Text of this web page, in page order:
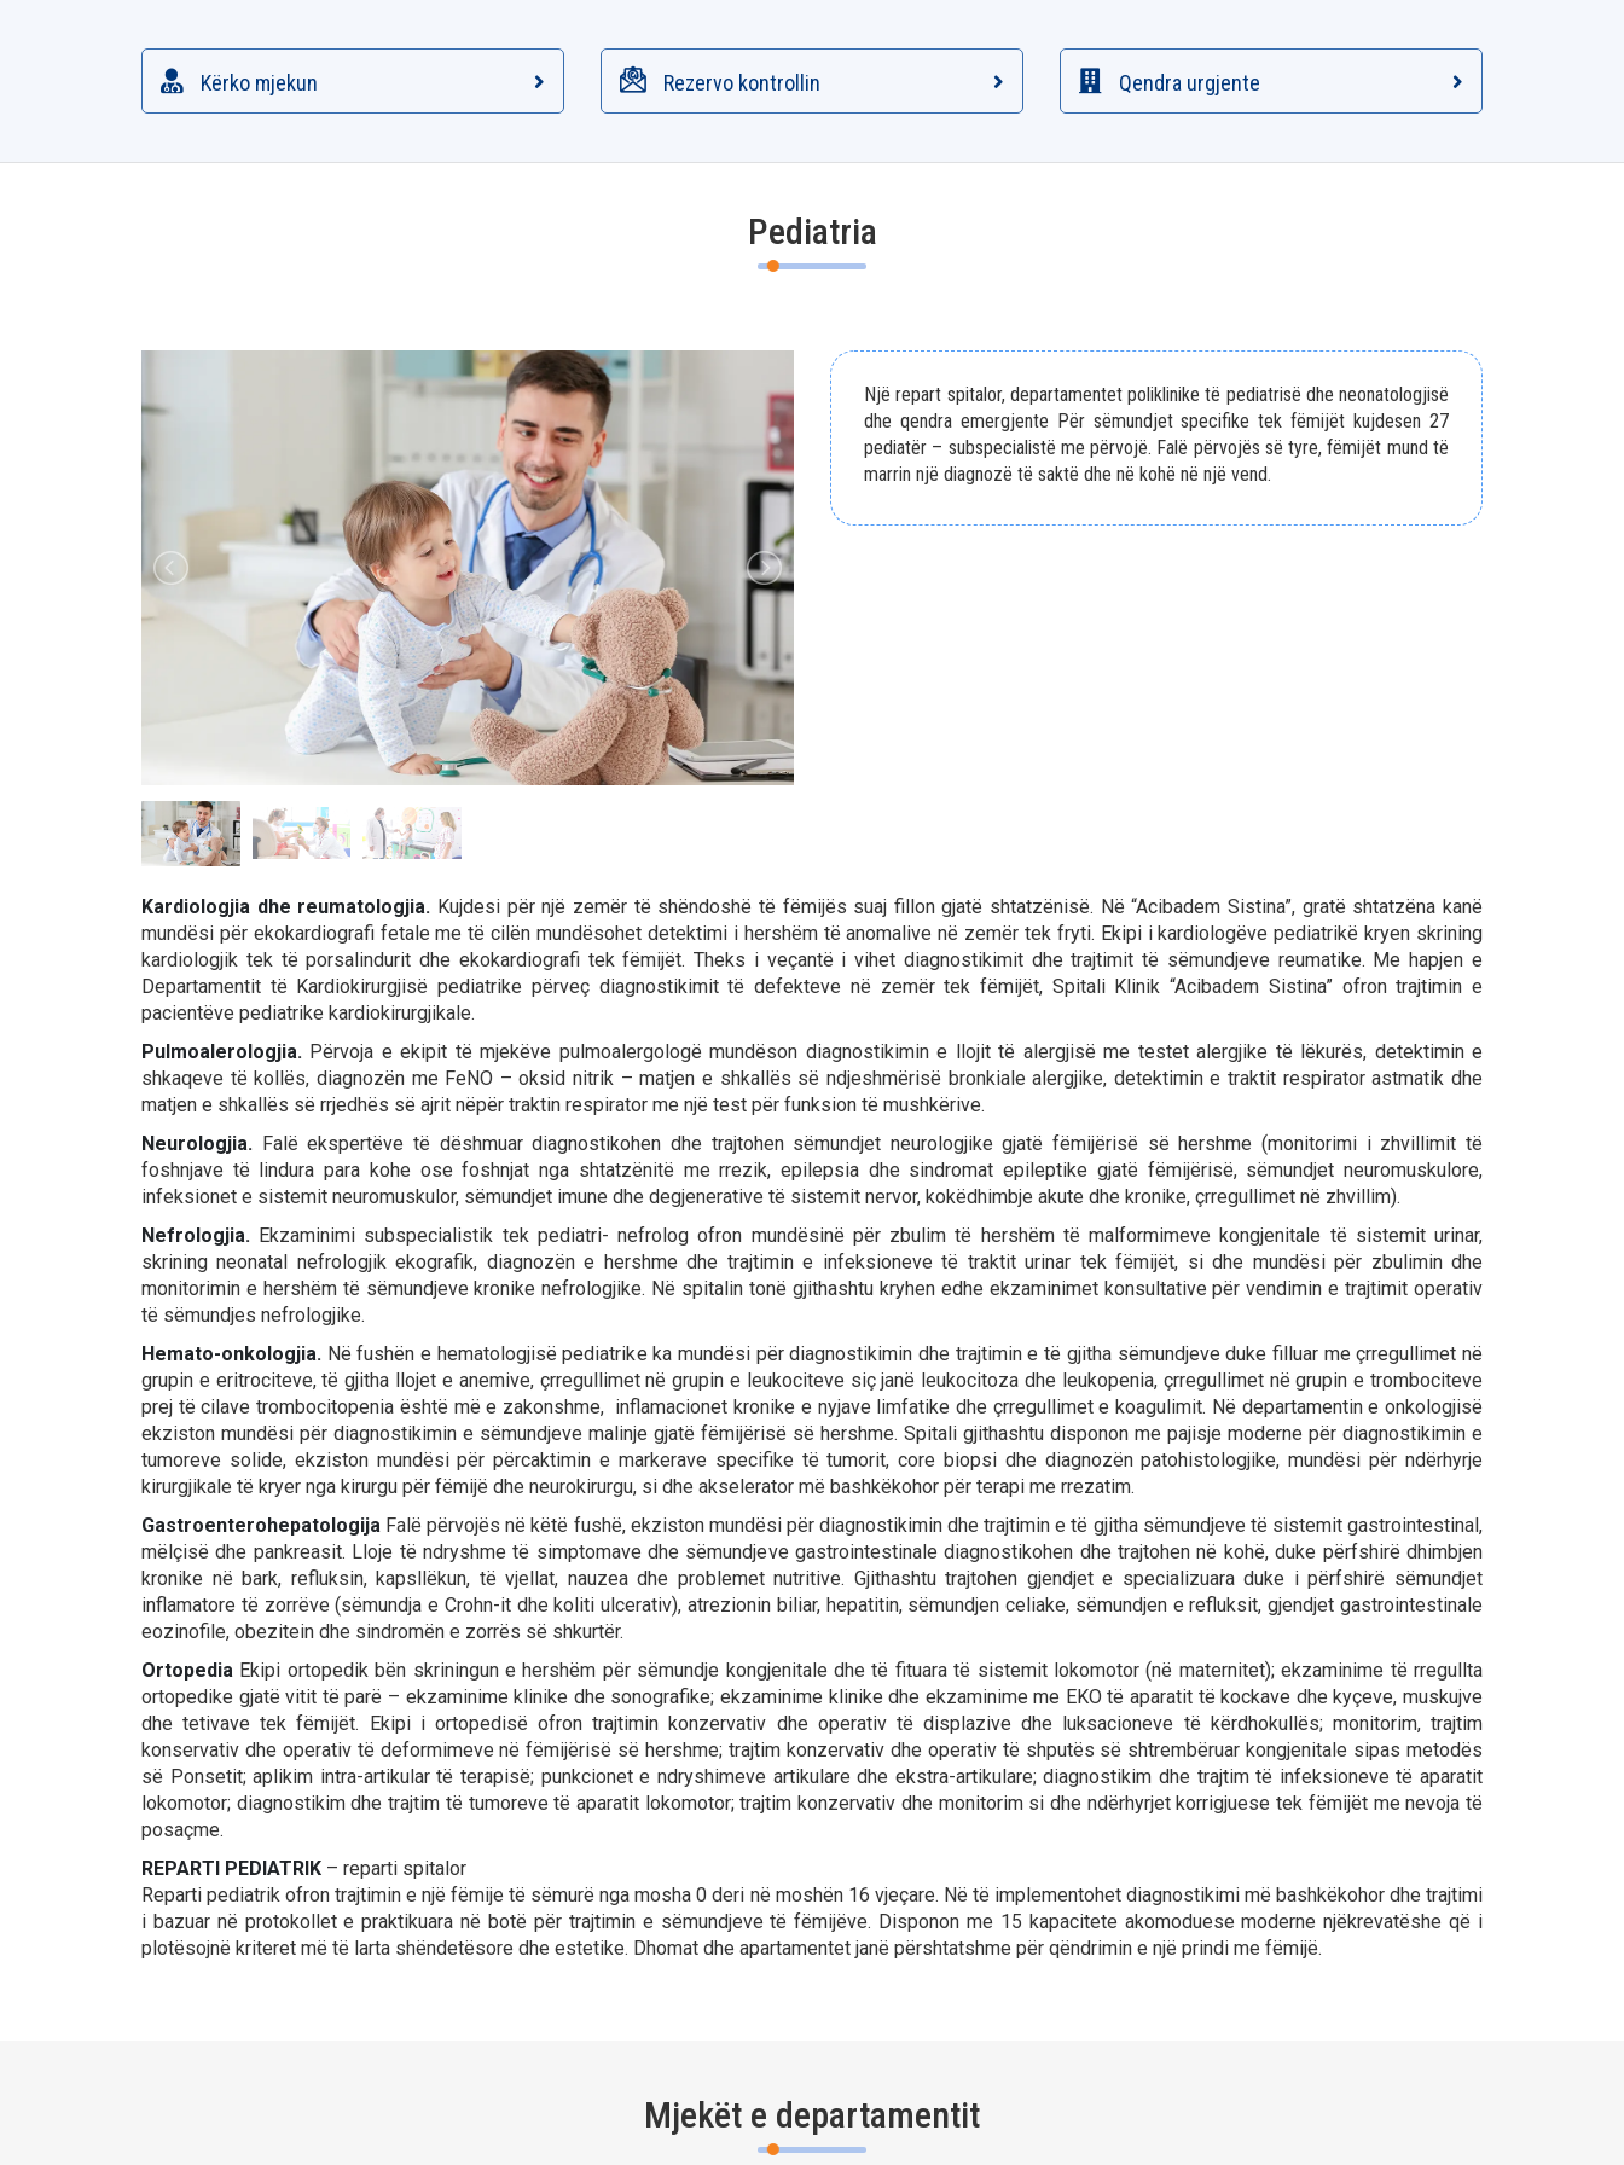
Kërko mjekun Rezervo kontrollin Qendra urgjente
Pediatria
Një repart spitalor, departamentet poliklinike të pediatrisë dhe neonatologjisë
dhe qendra emergjente Për sëmundjet specifike tek fëmijët kujdesen 27
pediatër – subspecialistë me përvojë. Falë përvojës së tyre, fëmijët mund të
marrin një diagnozë të saktë dhe në kohë në një vend.
Kardiologjia dhe reumatologjia. Kujdesi për një zemër të shëndoshë të fëmijës suaj fillon gjatë shtatzënisë. Në “Acibadem Sistina”, gratë shtatzëna kanë
mundësi për ekokardiografi fetale me të cilën mundësohet detektimi i hershëm të anomalive në zemër tek fryti. Ekipi i kardiologëve pediatrikë kryen skrining
kardiologjik tek të porsalindurit dhe ekokardiografi tek fëmijët. Theks i veçantë i vihet diagnostikimit dhe trajtimit të sëmundjeve reumatike. Me hapjen e
Departamentit të Kardiokirurgjisë pediatrike përveç diagnostikimit të defekteve në zemër tek fëmijët, Spitali Klinik “Acibadem Sistina” ofron trajtimin e
pacientëve pediatrike kardiokirurgjikale.
Pulmoalerologjia. Përvoja e ekipit të mjekëve pulmoalergologë mundëson diagnostikimin e llojit të alergjisë me testet alergjike të lëkurës, detektimin e
shkaqeve të kollës, diagnozën me FeNO – oksid nitrik – matjen e shkallës së ndjeshmërisë bronkiale alergjike, detektimin e traktit respirator astmatik dhe
matjen e shkallës së rrjedhës së ajrit nëpër traktin respirator me një test për funksion të mushkërive.
Neurologjia. Falë ekspertëve të dëshmuar diagnostikohen dhe trajtohen sëmundjet neurologjike gjatë fëmijërisë së hershme (monitorimi i zhvillimit të
foshnjave të lindura para kohe ose foshnjat nga shtatzënitë me rrezik, epilepsia dhe sindromat epileptike gjatë fëmijërisë, sëmundjet neuromuskulore,
infeksionet e sistemit neuromuskulor, sëmundjet imune dhe degjenerative të sistemit nervor, kokëdhimbje akute dhe kronike, çrregullimet në zhvillim).
Nefrologjia. Ekzaminimi subspecialistik tek pediatri- nefrolog ofron mundësinë për zbulim të hershëm të malformimeve kongjenitale të sistemit urinar,
skrining neonatal nefrologjik ekografik, diagnozën e hershme dhe trajtimin e infeksioneve të traktit urinar tek fëmijët, si dhe mundësi për zbulimin dhe
monitorimin e hershëm të sëmundjeve kronike nefrologjike. Në spitalin tonë gjithashtu kryhen edhe ekzaminimet konsultative për vendimin e trajtimit operativ
të sëmundjes nefrologjike.
Hemato-onkologjia. Në fushën e hematologjisë pediatrike ka mundësi për diagnostikimin dhe trajtimin e të gjitha sëmundjeve duke filluar me çrregullimet në
grupin e eritrociteve, të gjitha llojet e anemive, çrregullimet në grupin e leukociteve siç janë leukocitoza dhe leukopenia, çrregullimet në grupin e trombociteve
prej të cilave trombocitopenia është më e zakonshme, inflamacionet kronike e nyjave limfatike dhe çrregullimet e koagulimit. Në departamentin e onkologjisë
ekziston mundësi për diagnostikimin e sëmundjeve malinje gjatë fëmijërisë së hershme. Spitali gjithashtu disponon me pajisje moderne për diagnostikimin e
tumoreve solide, ekziston mundësi për përcaktimin e markerave specifike të tumorit, core biopsi dhe diagnozën patohistologjike, mundësi për ndërhyrje
kirurgjikale të kryer nga kirurgu për fëmijë dhe neurokirurgu, si dhe akselerator më bashkëkohor për terapi me rrezatim.
Gastroenterohepatologija Falë përvojës në këtë fushë, ekziston mundësi për diagnostikimin dhe trajtimin e të gjitha sëmundjeve të sistemit gastrointestinal,
mëlçisë dhe pankreasit. Lloje të ndryshme të simptomave dhe sëmundjeve gastrointestinale diagnostikohen dhe trajtohen në kohë, duke përfshirë dhimbjen
kronike në bark, refluksin, kapsllëkun, të vjellat, nauzea dhe problemet nutritive. Gjithashtu trajtohen gjendjet e specializuara duke i përfshirë sëmundjet
inflamatore të zorrëve (sëmundja e Crohn-it dhe koliti ulcerativ), atrezionin biliar, hepatitin, sëmundjen celiake, sëmundjen e refluksit, gjendjet gastrointestinale
eozinofile, obezitein dhe sindromën e zorrës së shkurtër.
Ortopedia Ekipi ortopedik bën skriningun e hershëm për sëmundje kongjenitale dhe të fituara të sistemit lokomotor (në maternitet); ekzaminime të rregullta
ortopedike gjatë vitit të parë – ekzaminime klinike dhe sonografike; ekzaminime klinike dhe ekzaminime me EKO të aparatit të kockave dhe kyçeve, muskujve
dhe tetivave tek fëmijët. Ekipi i ortopedisë ofron trajtimin konzervativ dhe operativ të displazive dhe luksacioneve të kërdhokullës; monitorim, trajtim
konservativ dhe operativ të deformimeve në fëmijërisë së hershme; trajtim konzervativ dhe operativ të shputës së shtrembëruar kongjenitale sipas metodës
së Ponsetit; aplikim intra-artikular të terapisë; punkcionet e ndryshimeve artikulare dhe ekstra-artikulare; diagnostikim dhe trajtim të infeksioneve të aparatit
lokomotor; diagnostikim dhe trajtim të tumoreve të aparatit lokomotor; trajtim konzervativ dhe monitorim si dhe ndërhyrjet korrigjuese tek fëmijët me nevoja të
posaçme.
REPARTI PEDIATRIK – reparti spitalor
Reparti pediatrik ofron trajtimin e një fëmije të sëmurë nga mosha 0 deri në moshën 16 vjeçare. Në të implementohet diagnostikimi më bashkëkohor dhe trajtimi
i bazuar në protokollet e praktikuara në botë për trajtimin e sëmundjeve të fëmijëve. Disponon me 15 kapacitete akomoduese moderne njëkrevatëshe që i
plotësojnë kriteret më të larta shëndetësore dhe estetike. Dhomat dhe apartamentet janë përshtatshme për qëndrimin e një prindi me fëmijë.
Mjekët e departamentit